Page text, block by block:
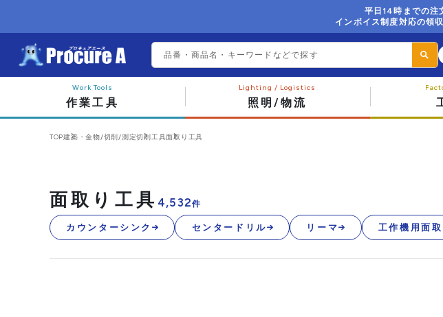
平日14時までの注
インボイス制度対応の領
作業工具 照明/物流
TOP建築・金物/切削/測定切削工具面取り工具
面取り工具 4,532件
カウンターシンク センタードリル リーマ 工作機用面